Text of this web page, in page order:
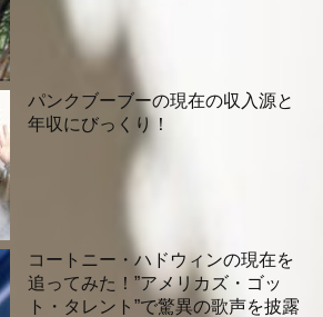
パンクブーブーの現在の収入源と
年収にびっくり！
コートニー・ハドウィンの現在を
追ってみた！”アメリカズ・ゴッ
ト・タレント”で驚異の歌声を披露